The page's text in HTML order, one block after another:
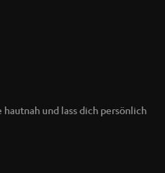
und lass dich persönlich